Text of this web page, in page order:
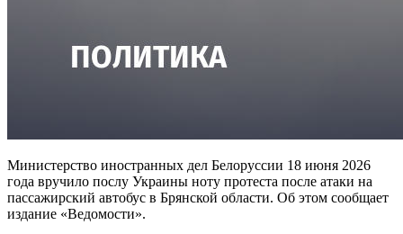
Министерство иностранных дел Белоруссии 18 июня 2026
года вручило послу Украины ноту протеста после атаки на
пассажирский автобус в Брянской области. Об этом сообщает
издание «Ведомости».